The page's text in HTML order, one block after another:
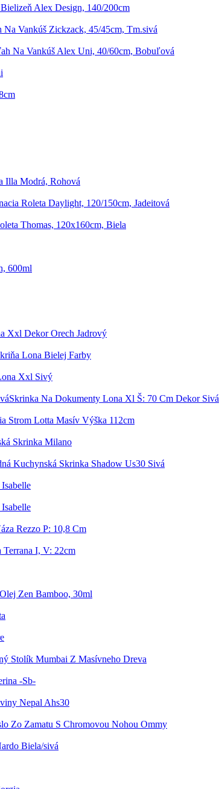
Alex Design, 140/200cm
Na Vankúš Zickzack, 45/45cm, Tm.sivá
Na Vankúš Alex Uni, 40/60cm, Bobuľová
Illa Modrá, Rohová
Roleta Daylight, 120/150cm, Jadeitová
Thomas, 120x160cm, Biela
600ml
Xxl Dekor Orech Jadrový
Lona Bielej Farby
Xxl Sivý
Skrinka Na Dokumenty Lona Xl Š: 70 Cm Dekor Sivá
Strom Lotta Masív Výška 112cm
Skrinka Milano
Kuchynská Skrinka Shadow Us30 Sivá
Rezzo P: 10,8 Cm
Terrana I, V: 22cm
Zen Bamboo, 30ml
Stolík Mumbai Z Masívneho Dreva
-Sb-
Nepal Ahs30
Zo Zamatu S Chromovou Nohou Ommy
Biela/sivá